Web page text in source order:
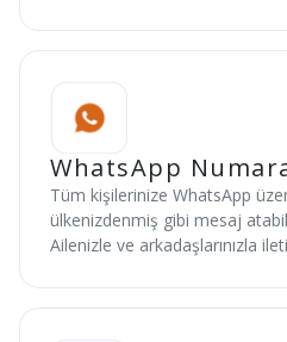
WhatsApp
Tüm kişilerinize WhatsApp
ülkenizdenmiş gibi mesaj
Ailenizle ve arkadaşlarınızla